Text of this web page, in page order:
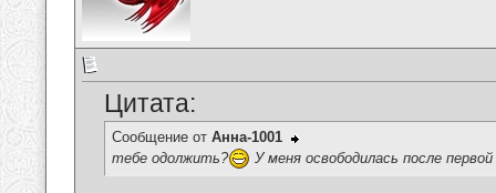
Цитата:
Сообщение от Анна-1001
тебе одолжить?
У меня освободилась после